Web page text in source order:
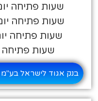
שעות פתיחה יום ד': 08:30
שעות פתיחה יום ה': 08:30
שעות פתיחה יום ו': 08:30
שעות פתיחה
בנק אגוד לישראל בע"מ